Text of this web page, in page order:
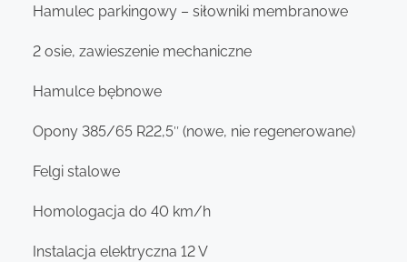
Hamulec parkingowy – siłowniki membranowe
2 osie, zawieszenie mechaniczne
Hamulce bębnowe
Opony 385/65 R22,5″ (nowe, nie regenerowane)
Felgi stalowe
Homologacja do 40 km/h
Instalacja elektryczna 12 V